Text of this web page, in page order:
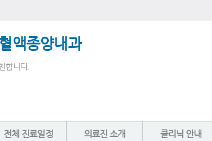
액종양내과
합니다.
전체 진료일정 의료진 소개 클리닉 안내